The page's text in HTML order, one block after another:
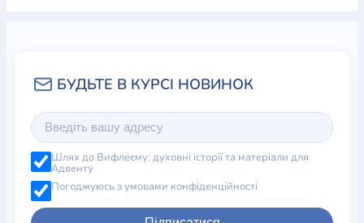
Шлях до Вифлеєму: духовні історії та матеріали для
Адвенту
Погоджуюсь з умовами конфіденційності